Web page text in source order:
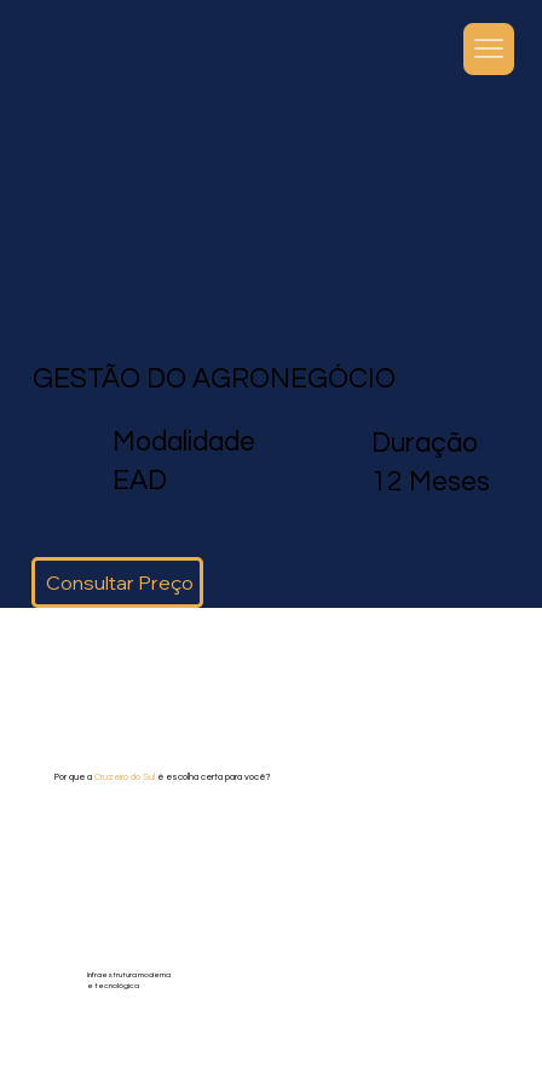
GESTÃO DO AGRONEGÓCIO
Modalidade
EAD
Duração
12 Meses
Consultar Preço
Por que aCruzeiro do Sul é escolha certa para você?
Infraestrutura moderna
e tecnológica